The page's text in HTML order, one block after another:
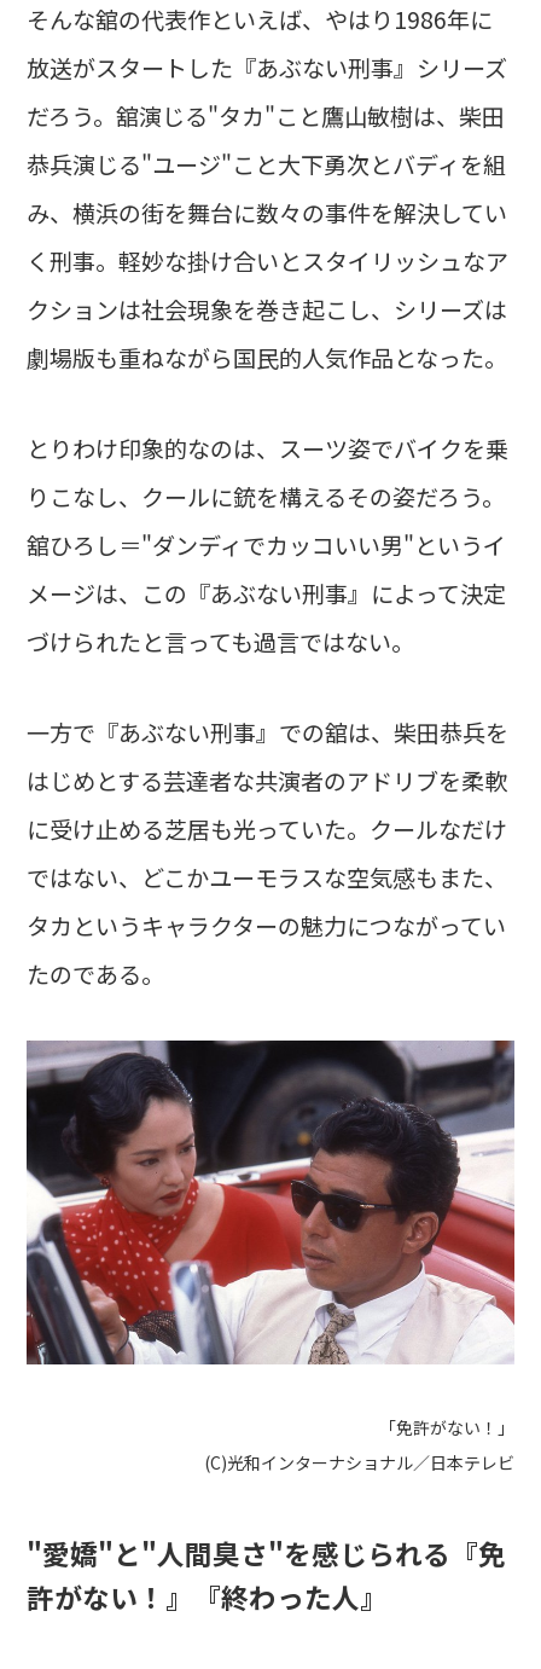
そんな舘の代表作といえば、やはり1986年に
放送がスタートした『あぶない刑事』シリーズ
だろう。舘演じる"タカ"こと鷹山敏樹は、柴田
恭兵演じる"ユージ"こと大下勇次とバディを組
み、横浜の街を舞台に数々の事件を解決してい
く刑事。軽妙な掛け合いとスタイリッシュなア
クションは社会現象を巻き起こし、シリーズは
劇場版も重ねながら国民的人気作品となった。
とりわけ印象的なのは、スーツ姿でバイクを乗
りこなし、クールに銃を構えるその姿だろう。
舘ひろし＝"ダンディでカッコいい男"というイ
メージは、この『あぶない刑事』によって決定
づけられたと言っても過言ではない。
一方で『あぶない刑事』での舘は、柴田恭兵を
はじめとする芸達者な共演者のアドリブを柔軟
に受け止める芝居も光っていた。クールなだけ
ではない、どこかユーモラスな空気感もまた、
タカというキャラクターの魅力につながってい
たのである。
「免許がない！」
(C)光和インターナショナル／日本テレビ
"愛嬌"と"人間臭さ"を感じられる『免
許がない！』『終わった人』